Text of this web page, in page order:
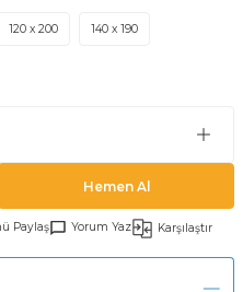
120 x 200 140 x 190
Hemen Al
Paylaş Yorum Yaz Karşılaştır